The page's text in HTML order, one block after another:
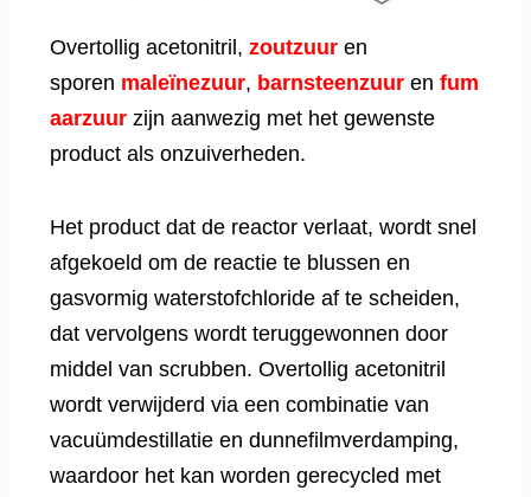
Overtollig acetonitril, zoutzuur en
sporen maleïnezuur, barnsteenzuur en fum
aarzuur zijn aanwezig met het gewenste
product als onzuiverheden.
Het product dat de reactor verlaat, wordt snel
afgekoeld om de reactie te blussen en
gasvormig waterstofchloride af te scheiden,
dat vervolgens wordt teruggewonnen door
middel van scrubben. Overtollig acetonitril
wordt verwijderd via een combinatie van
vacuümdestillatie en dunnefilmverdamping,
waardoor het kan worden gerecycled met